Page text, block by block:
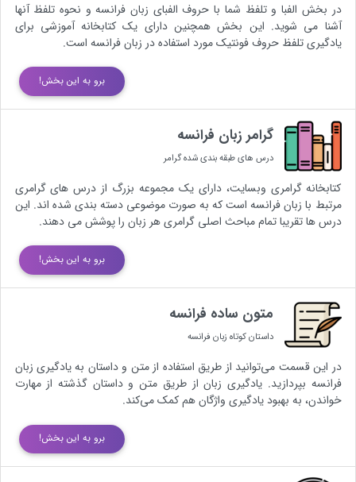
در بخش الفبا و تلفظ شما با حروف الفبای زبان فرانسه و نحوه تلفظ آنها
آشنا می شوید. این بخش همچنین دارای یک کتابخانه آموزشی برای
یادگیری تلفظ حروف فونتیک مورد استفاده در زبان فرانسه است.
برو به این بخش!
گرامر زبان فرانسه
درس های طبقه بندی شده گرامر
کتابخانه گرامری وبسایت، دارای یک مجموعه بزرگ از درس های گرامری
مرتبط با زبان فرانسه است که به صورت موضوعی دسته بندی شده اند. این
درس ها تقریبا تمام مباحث اصلی گرامری هر زبان را پوشش می دهند.
برو به این بخش!
متون ساده فرانسه
داستان کوتاه زبان فرانسه
در این قسمت می‌توانید از طریق استفاده از متن و داستان به یادگیری زبان
فرانسه بپردازید. یادگیری زبان از طریق متن و داستان گذشته از مهارت
خواندن، به بهبود یادگیری واژگان هم کمک می‌کند.
برو به این بخش!